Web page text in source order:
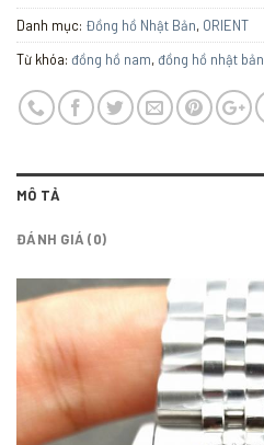
Danh mục: Đồng hồ Nhật Bản, ORIENT
Từ khóa: đồng hồ nam,đồng hồ nhật bản
MÔ TẢ
ĐÁNH GIÁ (0)